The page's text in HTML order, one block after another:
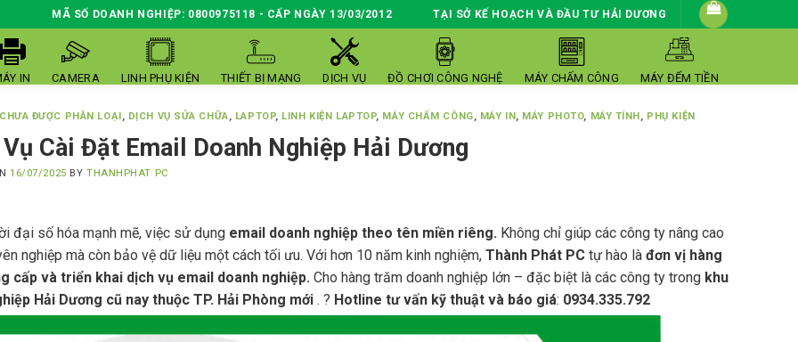
MÃ SỐ DOANH NGHIỆP: 0800975118 - CẤP NGÀY 13/03/2012 TẠI SỞ KẾ HOẠCH VÀ ĐẦU TƯ HẢI DƯƠNG
IN CAMERA LINH PHỤ KIỆN THIẾT BỊ MẠNG DỊCH VỤ ĐỒ CHƠI CÔNG NGHỆ MÁY CHẤM CÔNG MÁY ĐẾM TIỀN
CHƯA ĐƯỢC PHÂN LOẠI, DỊCH VỤ SỬA CHỮA, LAPTOP, LINH KIỆN LAPTOP, MÁY CHẤM CÔNG, MÁY IN, MÁY PHOTO, MÁY TÍNH, PHỤ KIỆN
Cài Đặt Email Doanh Nghiệp Hải Dương
16/07/2025 BY THANHPHAT PC
đại số hóa mạnh mẽ, việc sử dụng email doanh nghiệp theo tên miền riêng. Không chỉ giúp các công ty nâng cao
nghiệp mà còn bảo vệ dữ liệu một cách tối ưu. Với hơn 10 năm kinh nghiệm, Thành Phát PCtự hào là đơn vị hàng
cấp và triển khai dịch vụ email doanh nghiệp. Cho hàng trăm doanh nghiệp lớn – đặc biệt là các công ty trong khu
Hải Dương cũ nay thuộc TP. Hải Phòng mới. ? Hotline tư vấn kỹ thuật và báo giá: 0934.335.792